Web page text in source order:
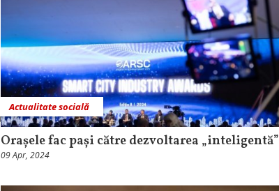
Actualitate socială
Orașele fac pași către dezvoltarea „inteligentă”
09 Apr, 2024